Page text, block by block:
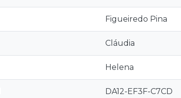
Figueiredo Pina
Cláudia
Helena
DA12-EF3F-C7CD